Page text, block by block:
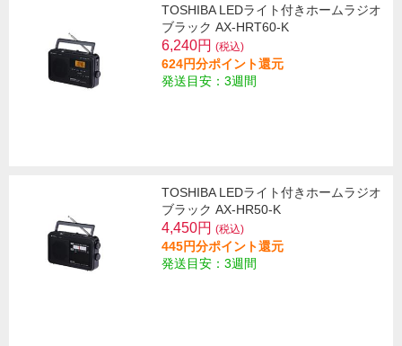
TOSHIBA LEDライト付きホームラジオ
ブラック AX-HRT60-K
6,240円 (税込)
624円分ポイント還元
発送目安：3週間
TOSHIBA LEDライト付きホームラジオ
ブラック AX-HR50-K
4,450円 (税込)
445円分ポイント還元
発送目安：3週間